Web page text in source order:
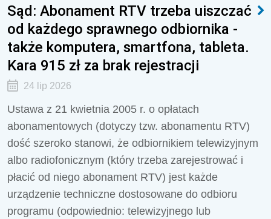
Sąd: Abonament RTV trzeba uiszczać
od każdego sprawnego odbiornika -
także komputera, smartfona, tableta.
Kara 915 zł za brak rejestracji
24 lip 2026
Ustawa z 21 kwietnia 2005 r. o opłatach
abonamentowych (dotyczy tzw. abonamentu RTV)
dość szeroko stanowi, że odbiornikiem telewizyjnym
albo radiofonicznym (który trzeba zarejestrować i
płacić od niego abonament RTV) jest każde
urządzenie techniczne dostosowane do odbioru
programu (odpowiednio: telewizyjnego lub